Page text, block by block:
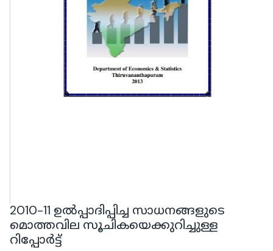
2010-11 ഉൽപ്പാദിപ്പിച്ച സാധനങ്ങളുടെ
മൊത്തവില സൂചികയെക്കുറിച്ചുള്ള
റിപ്പോർട്ട്